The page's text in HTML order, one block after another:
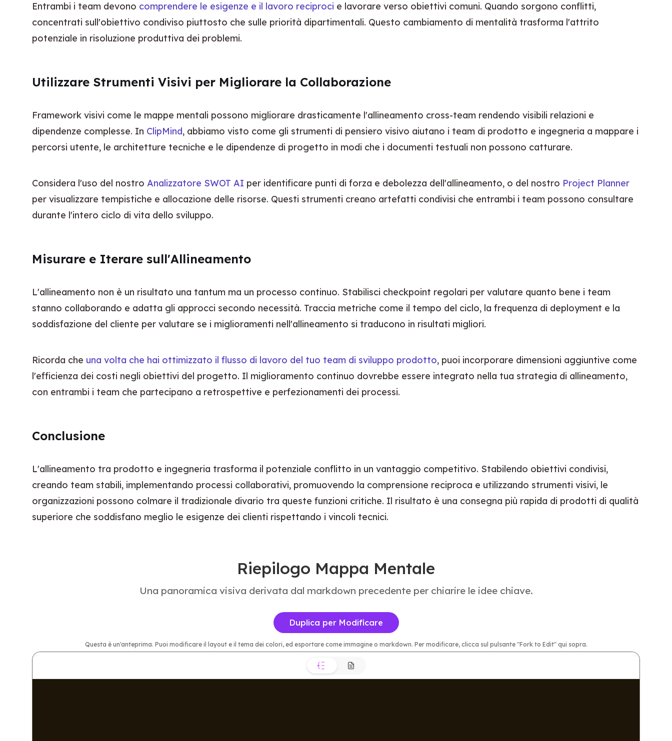
Entrambi i team devono comprendere le esigenze e il lavoro reciproci e lavorare verso obiettivi comuni. Quando sorgono conflitti,
concentrati sull'obiettivo condiviso piuttosto che sulle priorità dipartimentali. Questo cambiamento di mentalità trasforma l'attrito
potenziale in risoluzione produttiva dei problemi.
Utilizzare Strumenti Visivi per Migliorare la Collaborazione
Framework visivi come le mappe mentali possono migliorare drasticamente l'allineamento cross-team rendendo visibili relazioni e
dipendenze complesse. In ClipMind, abbiamo visto come gli strumenti di pensiero visivo aiutano i team di prodotto e ingegneria a mappare i
percorsi utente, le architetture tecniche e le dipendenze di progetto in modi che i documenti testuali non possono catturare.
Considera l'uso del nostro Analizzatore SWOT AI per identificare punti di forza e debolezza dell'allineamento, o del nostro Project Planner
per visualizzare tempistiche e allocazione delle risorse. Questi strumenti creano artefatti condivisi che entrambi i team possono consultare
durante l'intero ciclo di vita dello sviluppo.
Misurare e Iterare sull'Allineamento
L'allineamento non è un risultato una tantum ma un processo continuo. Stabilisci checkpoint regolari per valutare quanto bene i team
stanno collaborando e adatta gli approcci secondo necessità. Traccia metriche come il tempo del ciclo, la frequenza di deployment e la
soddisfazione del cliente per valutare se i miglioramenti nell'allineamento si traducono in risultati migliori.
Ricorda che una volta che hai ottimizzato il flusso di lavoro del tuo team di sviluppo prodotto, puoi incorporare dimensioni aggiuntive come
l'efficienza dei costi negli obiettivi del progetto. Il miglioramento continuo dovrebbe essere integrato nella tua strategia di allineamento,
con entrambi i team che partecipano a retrospettive e perfezionamenti dei processi.
Conclusione
L'allineamento tra prodotto e ingegneria trasforma il potenziale conflitto in un vantaggio competitivo. Stabilendo obiettivi condivisi,
creando team stabili, implementando processi collaborativi, promuovendo la comprensione reciproca e utilizzando strumenti visivi, le
organizzazioni possono colmare il tradizionale divario tra queste funzioni critiche. Il risultato è una consegna più rapida di prodotti di qualità
superiore che soddisfano meglio le esigenze dei clienti rispettando i vincoli tecnici.
Riepilogo Mappa Mentale
Una panoramica visiva derivata dal markdown precedente per chiarire le idee chiave.
Duplica per Modificare
Questa è un'anteprima. Puoi modificare il layout e il tema dei colori, ed esportare come immagine o markdown. Per modificare, clicca sul pulsante "Fork to Edit" qui sopra.